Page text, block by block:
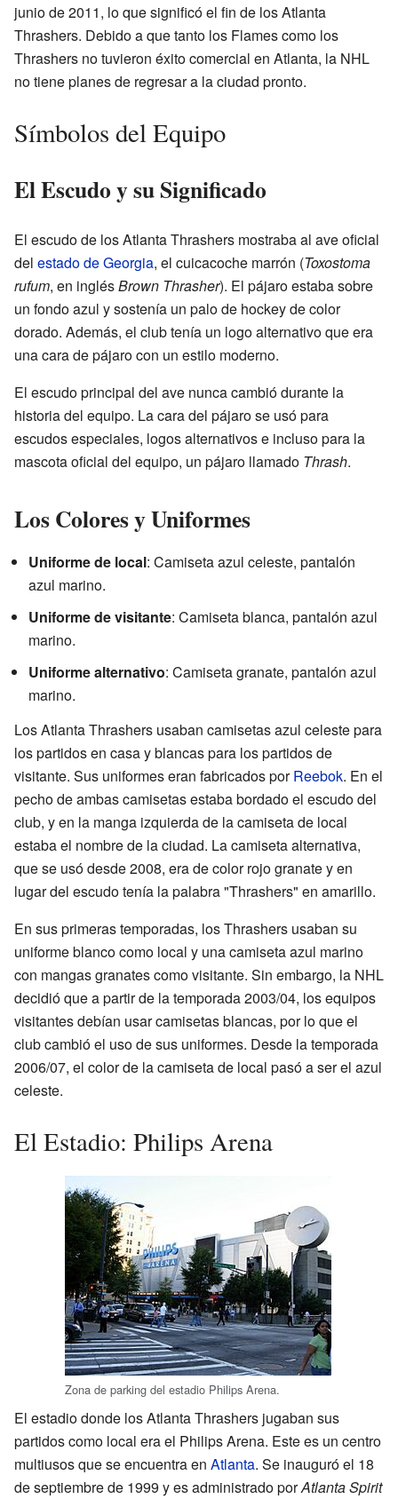
junio de 2011, lo que significó el fin de los Atlanta
Thrashers. Debido a que tanto los Flames como los
Thrashers no tuvieron éxito comercial en Atlanta, la NHL
no tiene planes de regresar a la ciudad pronto.
Símbolos del Equipo
El Escudo y su Significado
El escudo de los Atlanta Thrashers mostraba al ave oficial
del estado de Georgia, el cuicacoche marrón (Toxostoma
rufum, en inglésBrown Thrasher). El pájaro estaba sobre
un fondo azul y sostenía un palo de hockey de color
dorado. Además, el club tenía un logo alternativo que era
una cara de pájaro con un estilo moderno.
El escudo principal del ave nunca cambió durante la
historia del equipo. La cara del pájaro se usó para
escudos especiales, logos alternativos e incluso para la
mascota oficial del equipo, un pájaro llamado Thrash.
Los Colores y Uniformes
Uniforme de local: Camiseta azul celeste, pantalón
azul marino.
Uniforme de visitante: Camiseta blanca, pantalón azul
marino.
Uniforme alternativo: Camiseta granate, pantalón azul
marino.
Los Atlanta Thrashers usaban camisetas azul celeste para
los partidos en casa y blancas para los partidos de
visitante. Sus uniformes eran fabricados porReebok. En el
pecho de ambas camisetas estaba bordado el escudo del
club, y en la manga izquierda de la camiseta de local
estaba el nombre de la ciudad. La camiseta alternativa,
que se usó desde 2008, era de color rojo granate y en
lugar del escudo tenía la palabra "Thrashers" en amarillo.
En sus primeras temporadas, los Thrashers usaban su
uniforme blanco como local y una camiseta azul marino
con mangas granates como visitante. Sin embargo, la NHL
decidió que a partir de la temporada 2003/04, los equipos
visitantes debían usar camisetas blancas, por lo que el
club cambió el uso de sus uniformes. Desde la temporada
2006/07, el color de la camiseta de local pasó a ser el azul
celeste.
El Estadio: Philips Arena
Zona de parking del estadio Philips Arena.
El estadio donde los Atlanta Thrashers jugaban sus
partidos como local era el Philips Arena. Este es un centro
multiusos que se encuentra en Atlanta. Se inauguró el 18
de septiembre de 1999 y es administrado porAtlanta Spirit